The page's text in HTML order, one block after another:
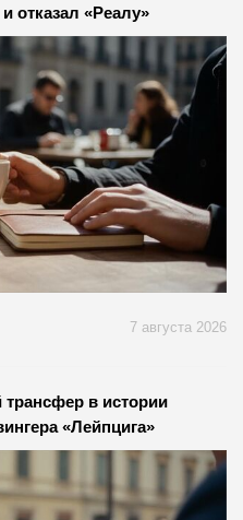
отказал «Реалу»
7 августа 2026
в истории
«Лейпцига»